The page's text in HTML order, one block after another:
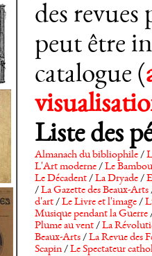
des revues
peut être
catalogue (
Liste des
Almanach du bibliophile/
L'Art moderne/Le Bambou
Le Décadent/La Dryade/
/La Gazette des Beaux-Arts
d'art/Le Livre et l'image/
Musique pendant la Guerre
Plume au vent/La
Beaux-Arts/La Revue des
Scapin/Le Spectateur